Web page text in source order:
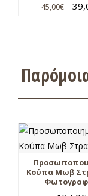
45,00€
Κούπα Μωβ